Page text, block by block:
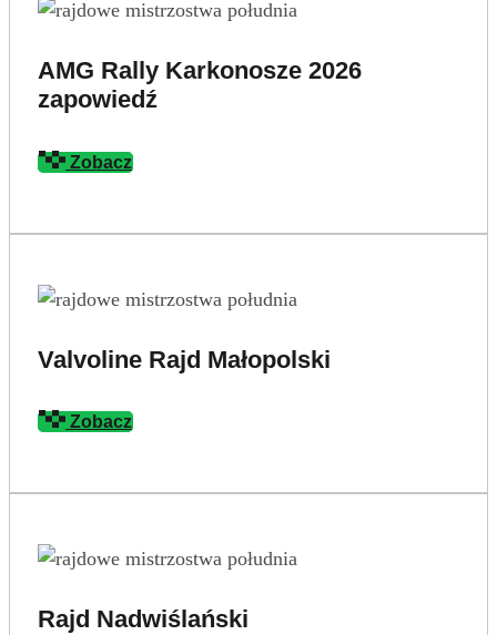
AMG Rally Karkonosze 2026
zapowiedź
Zobacz
Valvoline Rajd Małopolski
Zobacz
Rajd Nadwiślański